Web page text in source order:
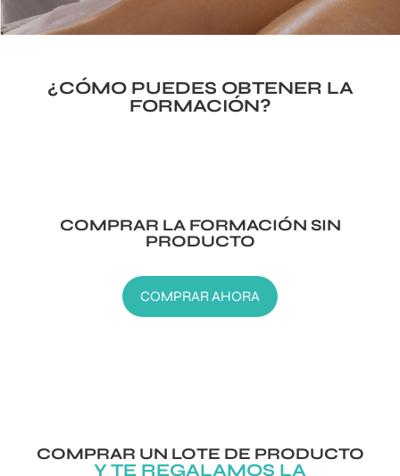
¿CÓMO PUEDES OBTENER LA
FORMACIÓN?
COMPRAR LA FORMACIÓN SIN
PRODUCTO
COMPRAR AHORA
COMPRAR UN LOTE DE PRODUCTO
Y TE REGALAMOS LA